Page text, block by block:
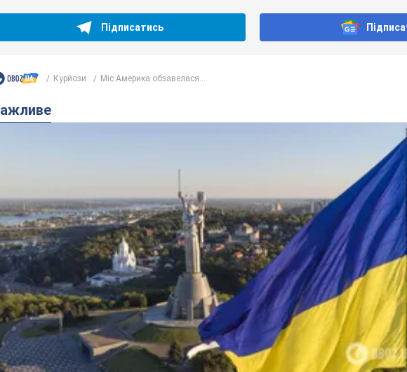
Підписатись
Курйози Міс Америка обзавелася...
Важливе